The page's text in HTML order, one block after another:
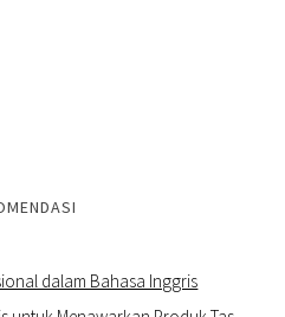
dalam Bahasa Inggris